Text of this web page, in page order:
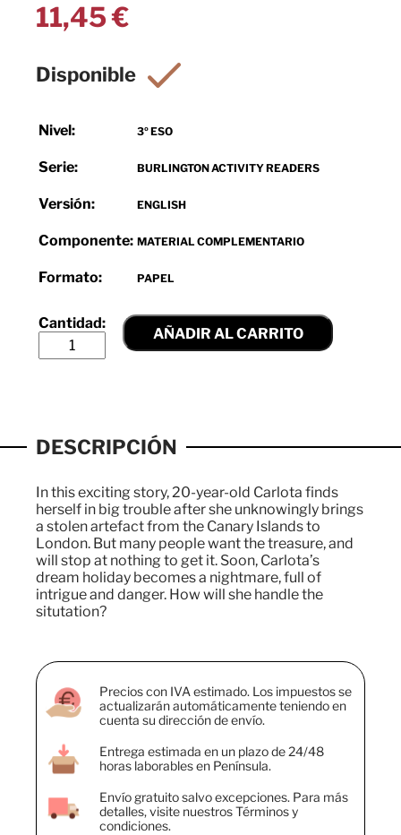
11,45€
Nivel: 3º ESO
Serie: BURLINGTON ACTIVITY READERS
Versión: ENGLISH
Componente: MATERIAL COMPLEMENTARIO
Formato: PAPEL
AÑADIR AL CARRITO
DESCRIPCIÓN
In this exciting story, 20-year-old Carlota finds
herself in big trouble after she unknowingly brings
a stolen artefact from the Canary Islands to
London. But many people want the treasure, and
will stop at nothing to get it. Soon, Carlota’s
dream holiday becomes a nightmare, full of
intrigue and danger. How will she handle the
situtation?
Precios con IVA estimado. Los impuestos se
actualizarán automáticamente teniendo en
cuenta su dirección de envío.
Entrega estimada en un plazo de 24/48
horas laborables en Península.
Envío gratuito salvo excepciones. Para más
detalles, visite nuestros Términos y
condiciones.